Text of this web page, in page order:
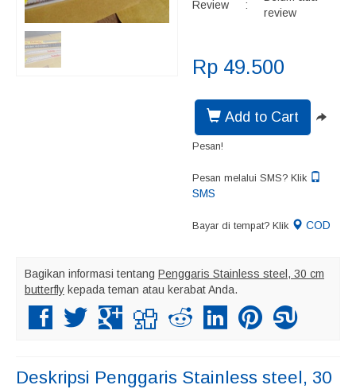
Review :
review
Rp 49.500
Add to Cart
Pesan!
Pesan melalui SMS? Klik
SMS
Bayar di tempat? Klik COD
Bagikan informasi tentang Penggaris Stainless steel, 30 cm
butterfly kepada teman atau kerabat Anda.
Deskripsi Penggaris Stainless steel, 30